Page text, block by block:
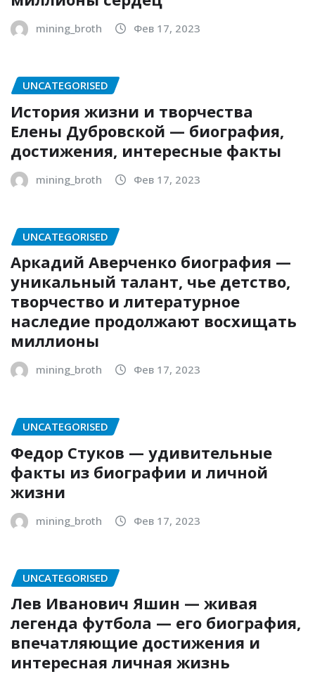
mining_broth Фев 17, 2023
UNCATEGORISED
История жизни и творчества
Елены Дубровской — биография,
достижения, интересные факты
mining_broth Фев 17, 2023
UNCATEGORISED
Аркадий Аверченко биография —
уникальный талант, чье детство,
творчество и литературное
наследие продолжают восхищать
миллионы
mining_broth Фев 17, 2023
UNCATEGORISED
Федор Стуков — удивительные
факты из биографии и личной
жизни
mining_broth Фев 17, 2023
UNCATEGORISED
Лев Иванович Яшин — живая
легенда футбола — его биография,
впечатляющие достижения и
интересная личная жизнь